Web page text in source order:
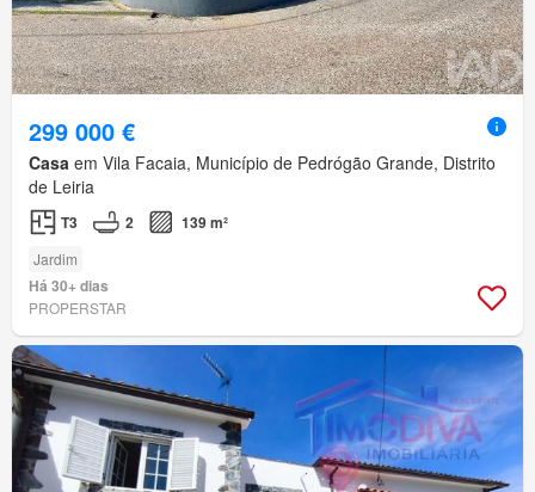
299 000 €
Casa em Vila Facaia, Município de Pedrógão Grande, Distrito
de Leiria
T3 2 139 m²
Jardim
Há 30+ dias
PROPERSTAR